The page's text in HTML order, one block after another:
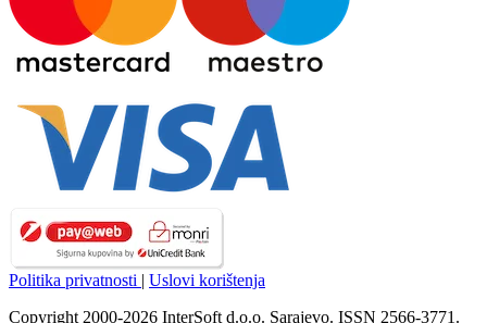
Politika privatnosti | Uslovi korištenja
Copyright 2000-2026 InterSoft d.o.o. Sarajevo. ISSN 2566-3771.